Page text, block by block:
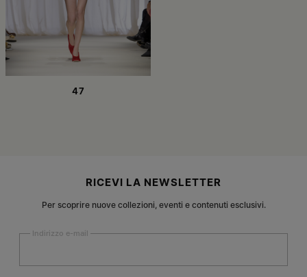
47
RICEVI LA NEWSLETTER
Per scoprire nuove collezioni, eventi e contenuti esclusivi.
Indirizzo e-mail